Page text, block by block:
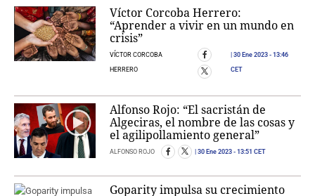
Víctor Corcoba Herrero:
“Aprender a vivir en un mundo en
crisis”
VÍCTOR CORCOBA
HERRERO
30 Ene 2023 - 13:46
CET
Alfonso Rojo: “El sacristán de
Algeciras, el nombre de las cosas y
el agilipollamiento general”
ALFONSO ROJO 30 Ene 2023 - 13:51 CET
Goparity impulsa su crecimiento